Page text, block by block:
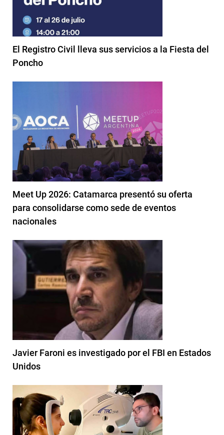
El Registro Civil lleva sus servicios a la Fiesta del
Poncho
Meet Up 2026: Catamarca presentó su oferta
para consolidarse como sede de eventos
nacionales
Javier Faroni es investigado por el FBI en Estados
Unidos